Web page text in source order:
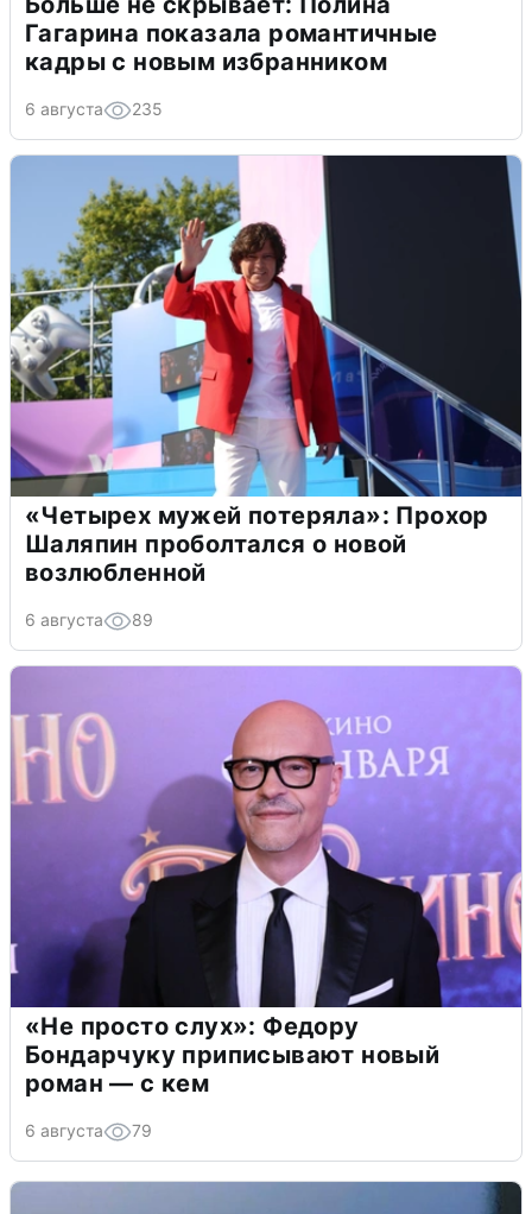
Гагарина показала романтичные
кадры с новым избранником
6 августа 235
«Четырех мужей потеряла»: Прохор
Шаляпин проболтался о новой
возлюбленной
6 августа 89
«Не просто слух»: Федору
Бондарчуку приписывают новый
роман — с кем
6 августа 79